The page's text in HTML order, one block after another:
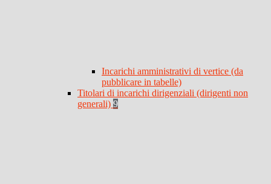
Incarichi amministrativi di vertice (da
pubblicare in tabelle)
Titolari di incarichi dirigenziali (dirigenti non
generali) 9